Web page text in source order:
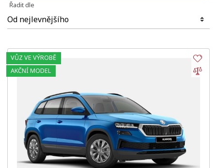
Řadit dle
VŮZ VE VÝROBĚ
AKČNÍ MODEL